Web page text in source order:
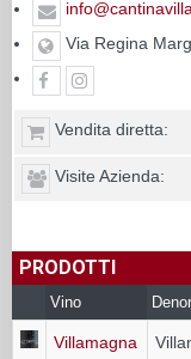
Via Regina
Vendita diretta:
Visite Azienda:
PRODOTTI
Vino
Villamagna